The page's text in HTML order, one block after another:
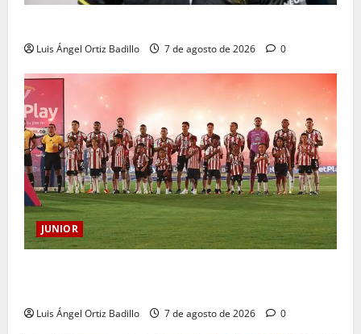
Luis Ángel Ortiz Badillo 7 de agosto de 2026 0
JUNIOR
Luis Ángel Ortiz Badillo 7 de agosto de 2026 0